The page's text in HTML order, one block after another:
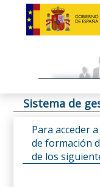
Sistema de
Para acceder
de formación
de los